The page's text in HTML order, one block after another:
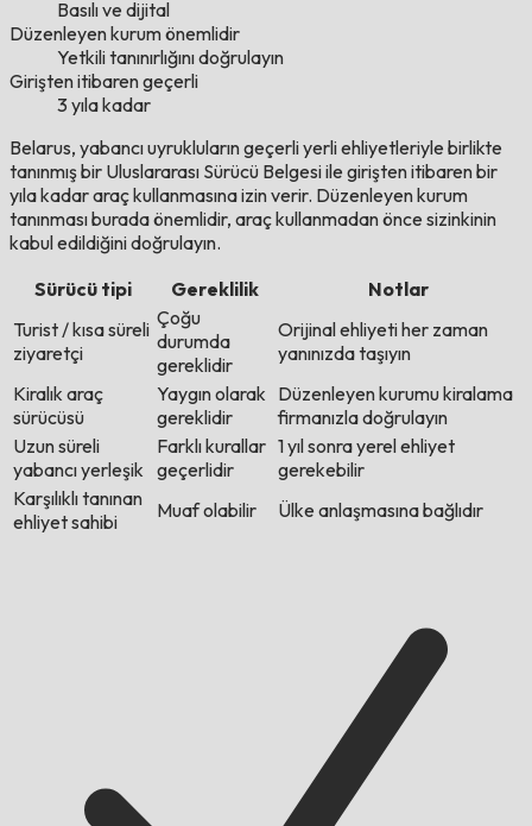
Basılı ve dijital
Düzenleyen kurum önemlidir
Yetkili tanınırlığını doğrulayın
Girişten itibaren geçerli
3 yıla kadar
Belarus, yabancı uyrukluların geçerli yerli ehliyetleriyle birlikte
tanınmış bir Uluslararası Sürücü Belgesi ile girişten itibaren bir
yıla kadar araç kullanmasına izin verir. Düzenleyen kurum
tanınması burada önemlidir, araç kullanmadan önce sizinkinin
kabul edildiğini doğrulayın.
Sürücü tipi
Gereklilik
Notlar
Turist / kısa süreli
ziyaretçi
Çoğu
durumda
gereklidir
Orijinal ehliyeti her zaman
yanınızda taşıyın
Kiralık araç
sürücüsü
Yaygın olarak
gereklidir
Düzenleyen kurumu kiralama
firmanızla doğrulayın
Uzun süreli
yabancı yerleşik
Farklı kurallar
geçerlidir
1 yıl sonra yerel ehliyet
gerekebilir
Karşılıklı tanınan
ehliyet sahibi
Muaf olabilir Ülke anlaşmasına bağlıdır